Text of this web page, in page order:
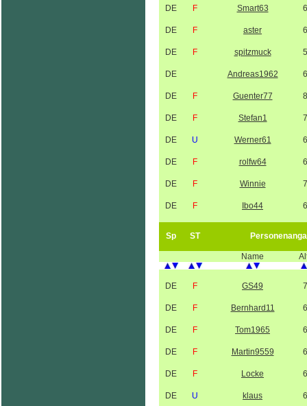
DE F Smart63
DE F aster
DE F spitzmuck
DE Andreas1962
DE F Guenter77
DE F Stefan1
DE U Werner61
DE F rolfw64
DE F Winnie
DE F Ibo44
Sp ST
Name
DE F GS49
DE F Bernhard11
DE F Tom1965
DE F Martin9559
DE F Locke
DE U klaus